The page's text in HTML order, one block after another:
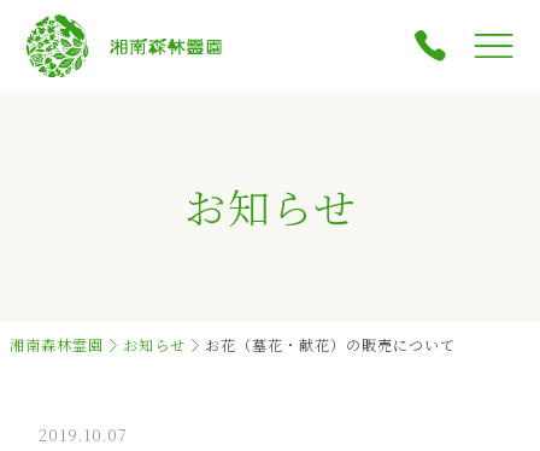
お知らせ
湘南森林霊園 お知らせ お花（墓花・献花）の販売について
2019.10.07